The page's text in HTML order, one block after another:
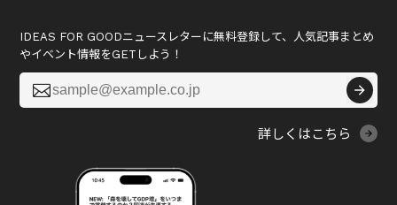
IDEAS FOR GOODニュースレターに無料登録して、人気記事まとめ
やイベント情報をGETしよう！

詳しくはこちら